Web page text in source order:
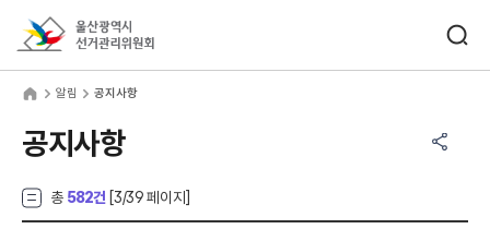
알림 공지사항
공지사항
총 582건 [3/39 페이지]